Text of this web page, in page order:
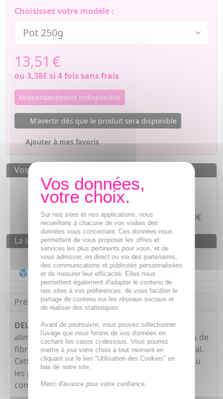
Choisissez votre modèle :
13,51 €
ou 3,38€si 4 fois sans frais
Momentanément indisponible
M'avertir dès que le produit sera disponible
Ajouter à mes favoris
Vos avantages
Des prixIMBATTABLES
Paiement en ligneSÉCURISÉ
Paiement en4 fois sans fraisà partir de 30€
La livraison
Livraison gratuite dès55€
Acheminement Chronoposten 24h*
Présentation
DELICAL Fibreline transitest un complément
alimentaire qui associe les actions de deux types de
fibres pour stimuler et réguler le transit intestinal.
Cette préparation est soluble dans les liquides ou
les préparations telles que les flans, crèmes,
compotes, à chaud comme à froid.
Sur nos sites et nos applications, nous
recueillons à chacune de vos visites des
données vous concernant. Ces données nous
permettent de vous proposer les offres et
services les plus pertinents pour vous, et de
vous adresser, en direct ou via des partenaires,
des communications et publicités personnalisées
et de mesurer leur efficacité. Elles nous
permettent également d'adapter le contenu de
nos sites à vos préférences, de vous faciliter le
partage de contenu sur les réseaux sociaux et
de réaliser des statistiques
Avant de poursuivre, vous pouvez sélectionner
l'usage que nous ferons de vos données en
cochant les cases ci-dessous. Vous pourrez
mettre à jour votre choix à tout moment en
cliquant sur le lien "Utilisation des Cookies" en
bas de notre site.
Merci d'avance pour votre confiance.